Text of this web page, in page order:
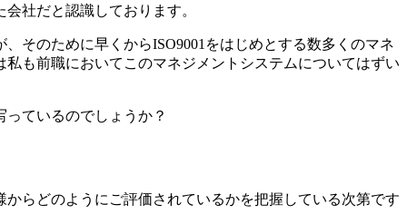
社だと認識しております。
そのために早くからISO9001をはじめとする数多くのマネ
も前職においてこのマネジメントシステムについてはずい
ているのでしょうか？
らどのようにご評価されているかを把握している次第です